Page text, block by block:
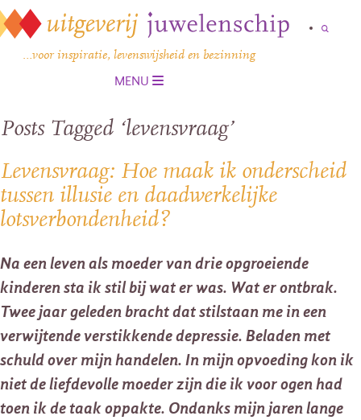
…voor inspiratie, levenswijsheid en bezinning
MENU
Posts Tagged ‘levensvraag’
Levensvraag: Hoe maak ik onderscheid
tussen illusie en daadwerkelijke
lotsverbondenheid?
Na een leven als moeder van drie opgroeiende
kinderen sta ik stil bij wat er was. Wat er ontbrak.
Twee jaar geleden bracht dat stilstaan me in een
verwijtende verstikkende depressie. Beladen met
schuld over mijn handelen. In mijn opvoeding kon ik
niet de liefdevolle moeder zijn die ik voor ogen had
toen ik de taak oppakte. Ondanks mijn jaren lange